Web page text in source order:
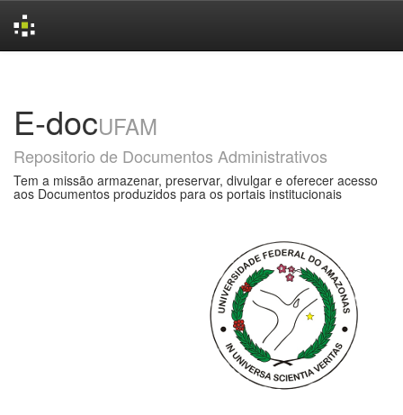
E-docUFAM
Repositorio de Documentos Administrativos
Tem a missão armazenar, preservar, divulgar e oferecer acesso
aos Documentos produzidos para os portais institucionais